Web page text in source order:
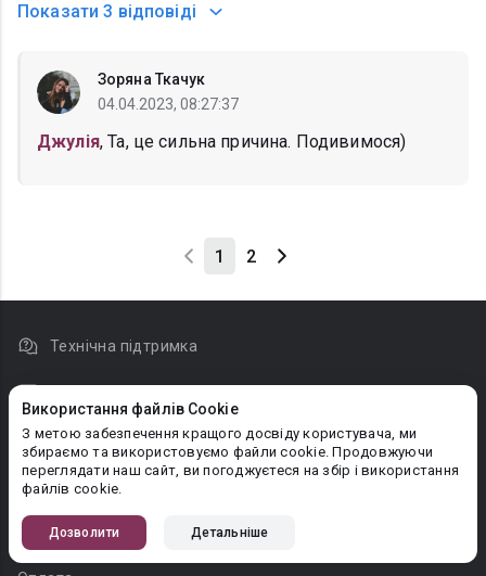
Показати 3 відповіді
Зоряна Ткачук
04.04.2023, 08:27:37
Джулія, Та, це сильна причина. Подивимося)
1 2
Використання файлів Cookie
З метою забезпечення кращого досвіду користувача, ми
збираємо та використовуємо файли cookie. Продовжуючи
переглядати наш сайт, ви погоджуєтеся на збір і використання
файлів cookie.
Дозволити Детальніше
Технічна підтримка
Новини
Правовласникам
Довідка для автора